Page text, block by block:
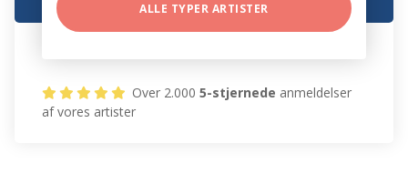
ALLE TYPER ARTISTER
Over 2.0005-stjernede anmeldelser
af vores artister